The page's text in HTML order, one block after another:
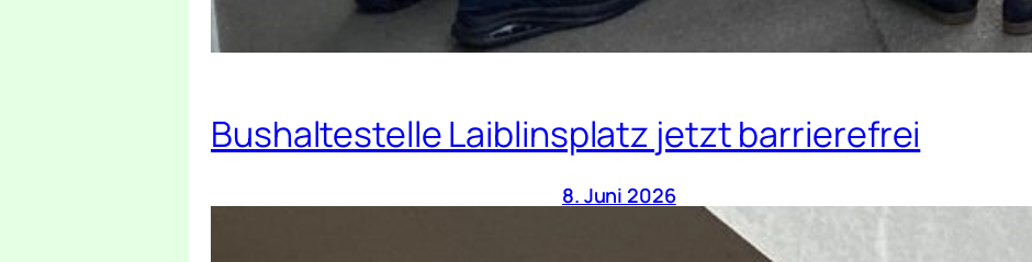
Bushaltestelle Laiblinsplatz jetzt barrierefrei
8. Juni 2026
Barrierefreie Bushaltestelle am